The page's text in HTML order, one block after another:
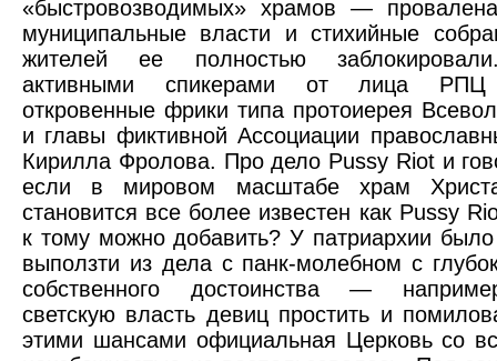
«быстровозводимых» храмов —
муниципальные власти и стихийные
жителей ее полностью
активными спикерами от лица РПЦ
откровенные фрики типа протоиерея
и главы фиктивной Ассоциации
Кирилла Фролова. Про дело Pussy Riot и
если в мировом масштабе храм
становится все более известен как Pussy
к тому можно добавить? У патриархии
выползти из дела с панк-молебном с
собственного достоинства —
светскую власть девиц простить и
этими шансами официальная Церковь со